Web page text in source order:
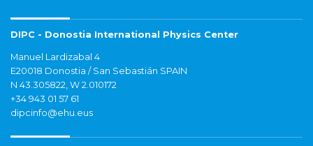
DIPC - Donostia International Physics Center
Manuel Lardizabal 4
E20018 Donostia / San Sebastián SPAIN
N 43.305822, W 2.010172
+34 943 01 57 61
dipcinfo@ehu.eus